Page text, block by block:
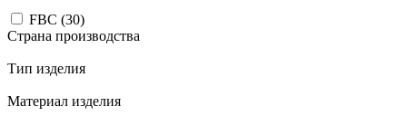
FBC (30)
Страна производства
Тип изделия
Материал изделия